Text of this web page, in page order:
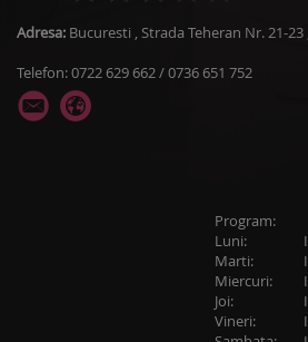
Adresa: Bucuresti , Strada Teheran Nr. 21-23
Telefon: 0722 629 662 / 0736 651 752
Program:
Luni:
Marti:
Miercuri:
Joi:
Vineri: